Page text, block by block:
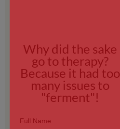
Why did the sake
go to therapy?
Because it had too
many issues to
"ferment"!
Full Name